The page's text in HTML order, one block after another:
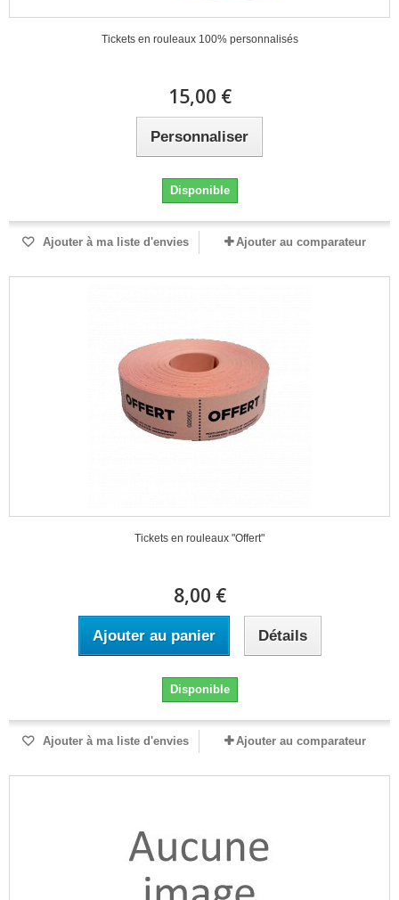
Tickets en rouleaux 100% personnalisés
15,00 €
Personnaliser
Disponible
Ajouter à ma liste d'envies Ajouter au comparateur
Tickets en rouleaux "Offert"
8,00 €
Ajouter au panier Détails
Disponible
Ajouter à ma liste d'envies Ajouter au comparateur